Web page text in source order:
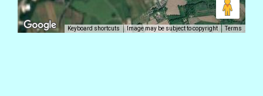
Keyboard shortcuts Image may be subject to copyright Terms